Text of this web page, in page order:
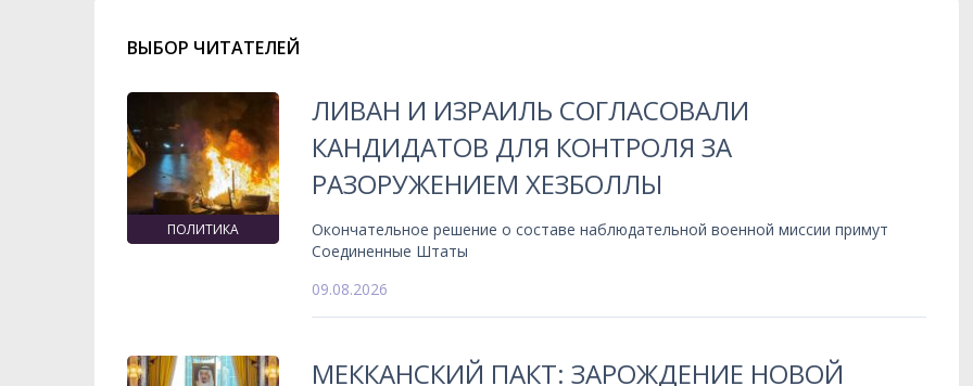
ВЫБОР ЧИТАТЕЛЕЙ
ПОЛИТИКА
ЛИВАН И ИЗРАИЛЬ СОГЛАСОВАЛИ
КАНДИДАТОВ ДЛЯ КОНТРОЛЯ ЗА
РАЗОРУЖЕНИЕМ ХЕЗБОЛЛЫ
Окончательное решение о составе наблюдательной военной миссии примут
Соединенные Штаты
09.08.2026
МЕККАНСКИЙ ПАКТ: ЗАРОЖДЕНИЕ НОВОЙ